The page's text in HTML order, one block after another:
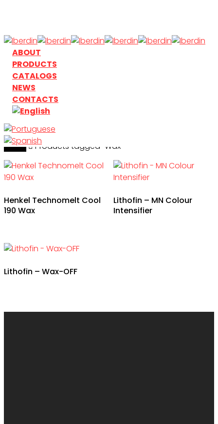
main
content
search
Menu
ABOUT
PRODUCTS
CATALOGS
NEWS
CONTACTS
search
Home Products tagged “Wax”
Henkel Technomelt Cool
190 Wax
Lithofin – MN Colour
Intensifier
Lithofin – Wax-OFF